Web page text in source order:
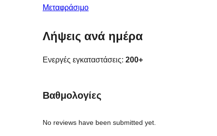
Μεταφράσιμο
Λήψεις ανά ημέρα
Ενεργές εγκαταστάσεις: 200+
Βαθμολογίες
No reviews have been submitted yet.